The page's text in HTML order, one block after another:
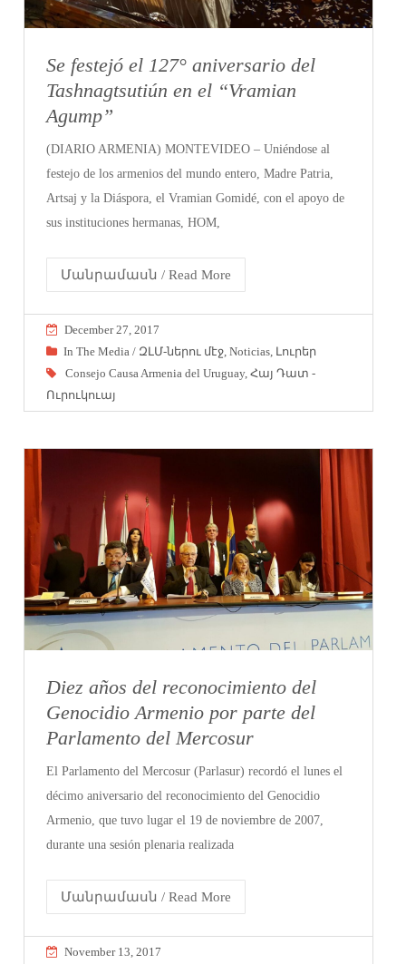
Se festejó el 127° aniversario del
Tashnagtsutiún en el “Vramian
Agump”
(DIARIO ARMENIA) MONTEVIDEO – Uniéndose al
festejo de los armenios del mundo entero, Madre Patria,
Artsaj y la Diáspora, el Vramian Gomidé, con el apoyo de
sus instituciones hermanas, HOM,
Մանրամասն / Read More
December 27, 2017
In The Media / ԶԼՄ-ներու մէջ ,Noticias Լուրեր
Consejo Causa Armenia del Uruguay,Հայ Դատ -
Ուրուկուայ
Diez años del reconocimiento del
Genocidio Armenio por parte del
Parlamento del Mercosur
El Parlamento del Mercosur (Parlasur) recordó el lunes el
décimo aniversario del reconocimiento del Genocidio
Armenio, que tuvo lugar el 19 de noviembre de 2007,
durante una sesión plenaria realizada
Մանրամասն / Read More
November 13, 2017